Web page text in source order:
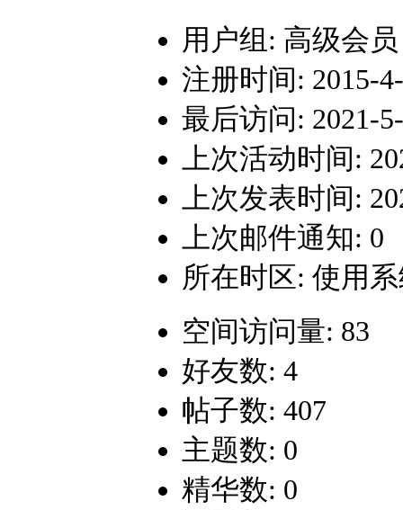
用户组: 高级会员
注册时间: 2015-
最后访问: 2021-
上次活动时间:
上次发表时间:
上次邮件通知: 0
所在时区: 使用
空间访问量: 83
好友数: 4
帖子数: 407
主题数: 0
精华数: 0